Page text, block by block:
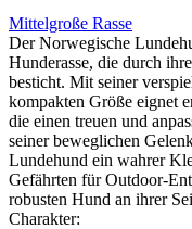
Mittelgroße Rasse
Der Norwegische
Hunderasse, die durch
besticht. Mit seiner
kompakten Größe eignet
die einen treuen und
seiner beweglichen
Lundehund ein wahrer
Gefährten für Outdoor-
robusten Hund an ihrer
Charakter: